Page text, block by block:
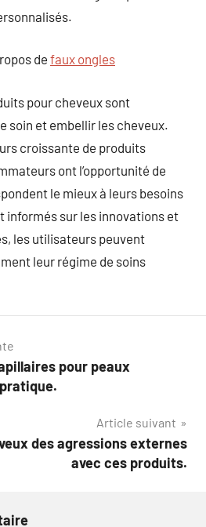
de faux ongles
pour cheveux sont
soin et embellir les cheveux.
croissante de produits
ont l’opportunité de
le mieux à leurs besoins
informés sur les innovations et
les utilisateurs peuvent
leur régime de soins
pour peaux
Article suivant
des agressions externes
avec ces produits.